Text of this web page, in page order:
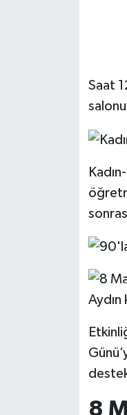
Saat
8